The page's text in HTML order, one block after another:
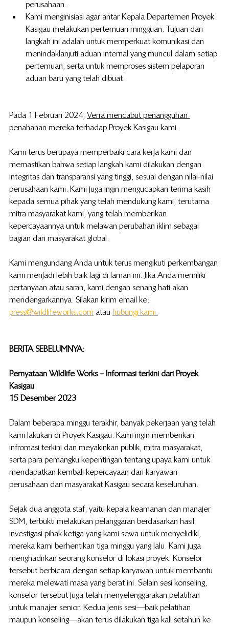
perusahaan.
Kami menginisiasi agar antar Kepala Departemen Proyek
Kasigau melakukan pertemuan mingguan. Tujuan dari
langkah ini adalah untuk memperkuat komunikasi dan
menindaklanjuti aduan internal yang muncul dalam setiap
pertemuan, serta untuk memproses sistem pelaporan
aduan baru yang telah dibuat.
Pada 1 Februari 2024, Verra mencabut penangguhan
penahanan mereka terhadap Proyek Kasigau kami.
Kami terus berupaya memperbaiki cara kerja kami dan
memastikan bahwa setiap langkah kami dilakukan dengan
integritas dan transparansi yang tinggi, sesuai dengan nilai-nilai
perusahaan kami. Kami juga ingin mengucapkan terima kasih
kepada semua pihak yang telah mendukung kami, terutama
mitra masyarakat kami, yang telah memberikan
kepercayaannya untuk melawan perubahan iklim sebagai
bagian dari masyarakat global.
Kami mengundang Anda untuk terus mengikuti perkembangan
kami menjadi lebih baik lagi di laman ini. Jika Anda memiliki
pertanyaan atau saran, kami dengan senang hati akan
mendengarkannya. Silakan kirim email ke:
press@wildlifeworks.com atau hubungi kami.
BERITA SEBELUMNYA:
Pernyataan Wildlife Works – Informasi terkini dari Proyek
Kasigau
15 Desember 2023
Dalam beberapa minggu terakhir, banyak pekerjaan yang telah
kami lakukan di Proyek Kasigau. Kami ingin memberikan
infromasi terkini dan meyakinkan publik, mitra masyarakat,
serta para pemangku kepentingan tentang upaya kami untuk
mendapatkan kembali kepercayaan dari karyawan
perusahaan dan masyarakat Kasigau secara keseluruhan.
Sejak dua anggota staf, yaitu kepala keamanan dan manajer
SDM, terbukti melakukan pelanggaran berdasarkan hasil
investigasi pihak ketiga yang kami sewa untuk menyelidiki,
mereka kami berhentikan tiga minggu yang lalu. Kami juga
menghadirkan seorang konselor di lokasi proyek. Konselor
tersebut berbicara dengan setiap karyawan untuk membantu
mereka melewati masa yang berat ini. Selain sesi konseling,
konselor tersebut juga telah menyelenggarakan pelatihan
untuk manajer senior. Kedua jenis sesi—baik pelatihan
maupun konseling—akan terus dilakukan tiga kali setahun ke